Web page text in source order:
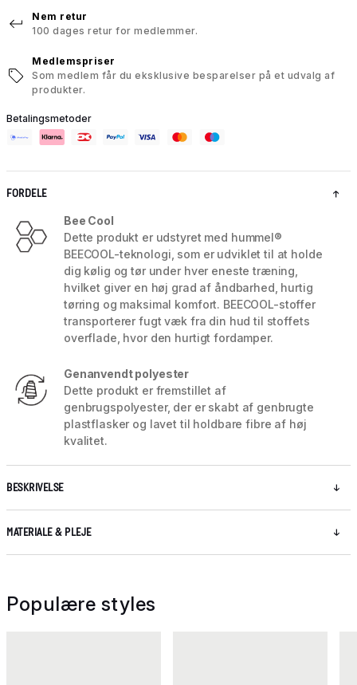
Nem retur
100 dages retur for medlemmer.
Medlemspriser
Som medlem får du eksklusive besparelser på et udvalg af
produkter.
Betalingsmetoder
FORDELE
Bee Cool
Dette produkt er udstyret med hummel®
BEECOOL-teknologi, som er udviklet til at holde
dig kølig og tør under hver eneste træning,
hvilket giver en høj grad af åndbarhed, hurtig
tørring og maksimal komfort. BEECOOL-stoffer
transporterer fugt væk fra din hud til stoffets
overflade, hvor den hurtigt fordamper.
Genanvendt polyester
Dette produkt er fremstillet af
genbrugspolyester, der er skabt af genbrugte
plastflasker og lavet til holdbare fibre af høj
kvalitet.
BESKRIVELSE
MATERIALE & PLEJE
Populære styles